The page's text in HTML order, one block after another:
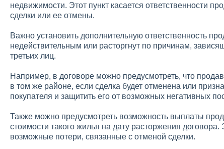
недвижимости. Этот пункт касается ответственности
сделки или ее отмены.
Важно установить дополнительную ответственность
недействительным или расторгнут по причинам,
третьих лиц.
Например, в договоре можно предусмотреть, что
в том же районе, если сделка будет отменена или
покупателя и защитить его от возможных негативных
Также можно предусмотреть возможность выплаты
стоимости такого жилья на дату расторжения
возможные потери, связанные с отменой сделки.